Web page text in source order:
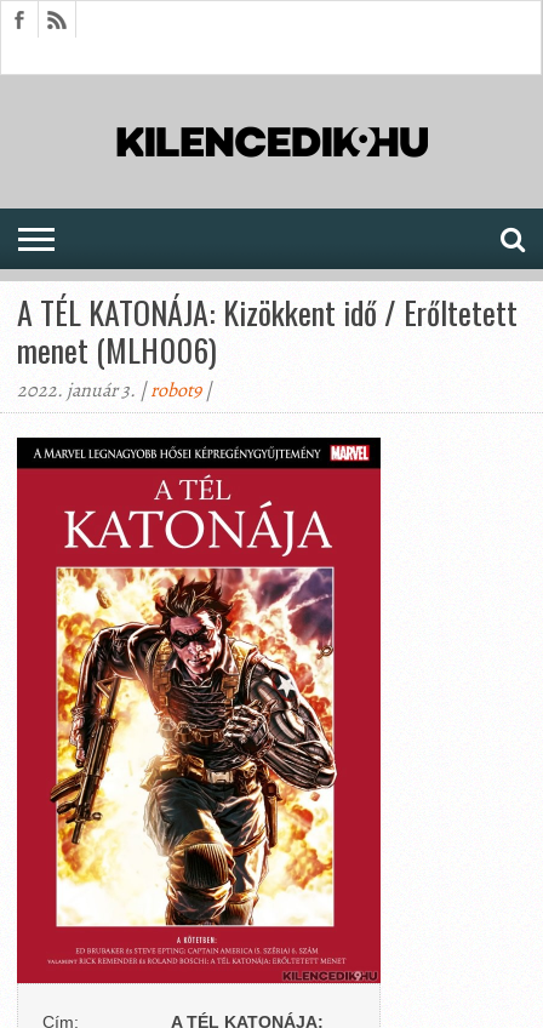
A TÉL KATONÁJA: Kizökkent idő / Erőltetett
menet (MLH006)
2022. január 3. |robot9|
Cím:
A TÉL KATONÁJA: